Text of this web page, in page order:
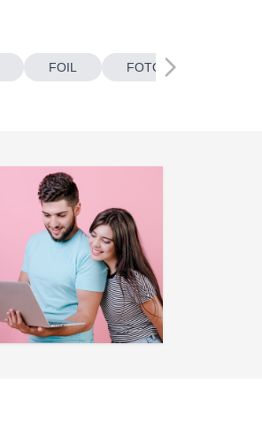
FOIL FOTOBOTONES